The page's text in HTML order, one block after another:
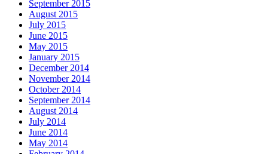
September 2015
August 2015
July 2015
June 2015
May 2015
January 2015
December 2014
November 2014
October 2014
September 2014
August 2014
July 2014
June 2014
May 2014